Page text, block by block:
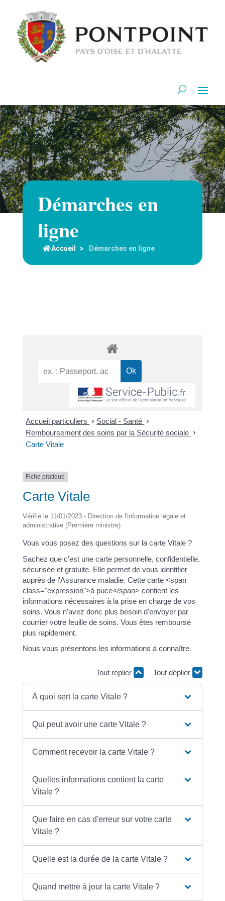
Démarches en
ligne
Accueil > Démarches en ligne
Accueil particuliers > Social - Santé >
Remboursement des soins par la Sécurité sociale >
Carte Vitale
Fiche pratique
Carte Vitale
Vérifié le 11/01/2023 - Direction de l'information légale et
administrative (Première ministre)
Vous vous posez des questions sur la carte Vitale ?
Sachez que c'est une carte personnelle, confidentielle,
sécurisée et gratuite. Elle permet de vous identifier
auprès de l'Assurance maladie. Cette carte <span
class="expression">à puce</span> contient les
informations nécessaires à la prise en charge de vos
soins. Vous n'avez donc plus besoin d'envoyer par
courrier votre feuille de soins. Vous êtes remboursé
plus rapidement.
Nous vous présentons les informations à connaître.
Tout replier Tout déplier
À quoi sert la carte Vitale ?
Qui peut avoir une carte Vitale ?
Comment recevoir la carte Vitale ?
Quelles informations contient la carte
Vitale ?
Que faire en cas d'erreur sur votre carte
Vitale ?
Quelle est la durée de la carte Vitale ?
Quand mettre à jour la carte Vitale ?